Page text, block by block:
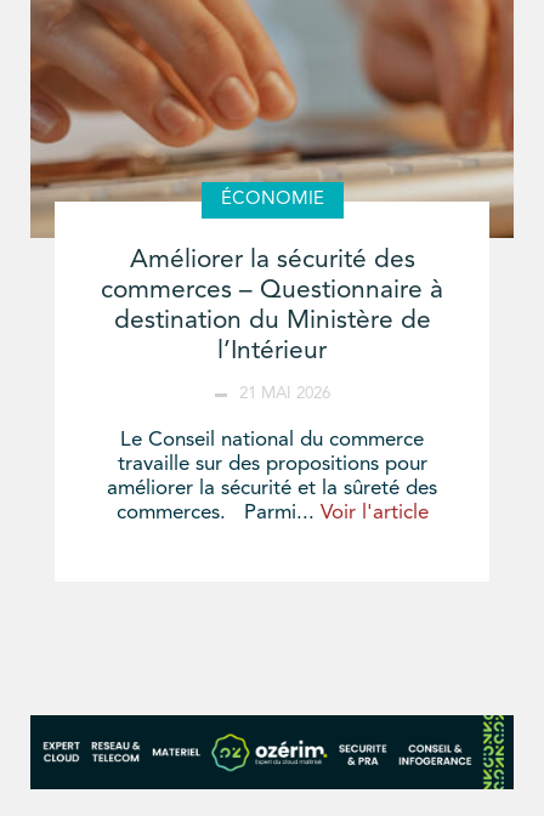
ÉCONOMIE
Améliorer la sécurité des
commerces – Questionnaire à
destination du Ministère de
l’Intérieur
21 MAI 2026
Le Conseil national du commerce
travaille sur des propositions pour
améliorer la sécurité et la sûreté des
commerces. Parmi... Voir l'article